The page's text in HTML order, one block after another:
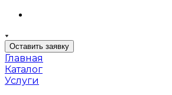
Оставить заявку
Главная
Каталог
Услуги